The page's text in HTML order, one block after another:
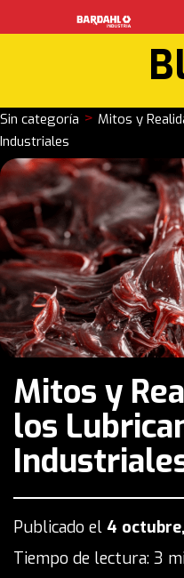
Sin categoría > Mitos y
Industriales
Mitos y
los
Publicado el 4
Tiempo de lectura: 3